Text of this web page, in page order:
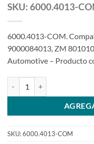
SKU: 6000.4013-
6000.4013-COM.
9000084013, ZM
Automotive – Producto
SKU:6000.4013-COM